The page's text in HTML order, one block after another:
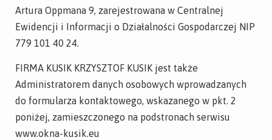
Artura Oppmana 9, zarejestrowana w Centralnej
Ewidencji i Informacji o Działalności Gospodarczej NIP
779 101 40 24.
FIRMA KUSIK KRZYSZTOF KUSIK jest także
Administratorem danych osobowych wprowadzanych
do formularza kontaktowego, wskazanego w pkt. 2
poniżej, zamieszczonego na podstronach serwisu
www.okna-kusik.eu